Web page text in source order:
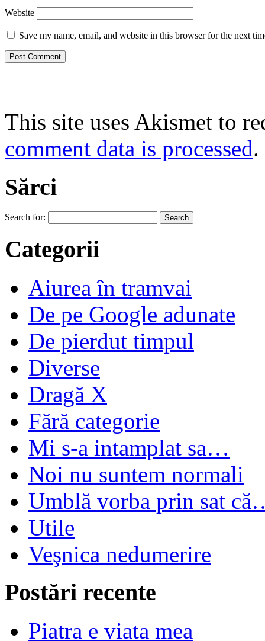
Website
Save my name, email, and website in this browser for the next
This site uses Akismet to
comment data is processed.
Sărci
Search for:
Categorii
Aiurea în tramvai
De pe Google adunate
De pierdut timpul
Diverse
Dragă X
Fără categorie
Mi s-a intamplat sa…
Noi nu suntem normali
Umblă vorba prin sat
Utile
Veşnica nedumerire
Postări recente
Piatra e viata mea